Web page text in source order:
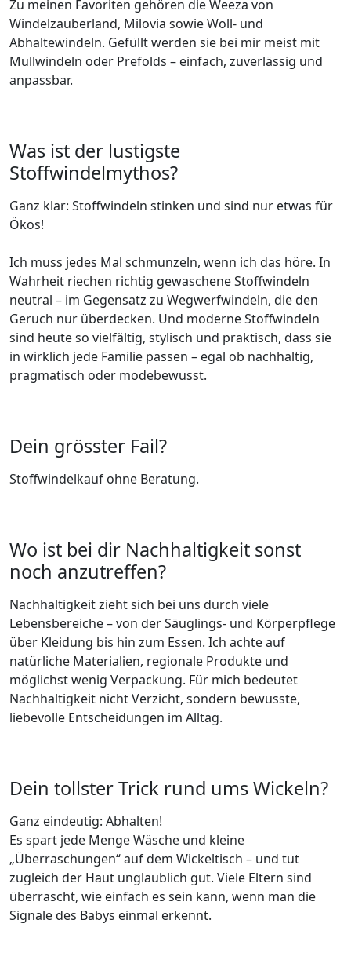
Zu meinen Favoriten gehören die Weeza von
Windelzauberland, Milovia sowie Woll- und
Abhaltewindeln. Gefüllt werden sie bei mir meist mit
Mullwindeln oder Prefolds – einfach, zuverlässig und
anpassbar.
Was ist der lustigste
Stoffwindelmythos?
Ganz klar: Stoffwindeln stinken und sind nur etwas für
Ökos!
Ich muss jedes Mal schmunzeln, wenn ich das höre. In
Wahrheit riechen richtig gewaschene Stoffwindeln
neutral – im Gegensatz zu Wegwerfwindeln, die den
Geruch nur überdecken. Und moderne Stoffwindeln
sind heute so vielfältig, stylisch und praktisch, dass sie
in wirklich jede Familie passen – egal ob nachhaltig,
pragmatisch oder modebewusst.
Dein grösster Fail?
Stoffwindelkauf ohne Beratung.
Wo ist bei dir Nachhaltigkeit sonst
noch anzutreffen?
Nachhaltigkeit zieht sich bei uns durch viele
Lebensbereiche – von der Säuglings- und Körperpflege
über Kleidung bis hin zum Essen. Ich achte auf
natürliche Materialien, regionale Produkte und
möglichst wenig Verpackung. Für mich bedeutet
Nachhaltigkeit nicht Verzicht, sondern bewusste,
liebevolle Entscheidungen im Alltag.
Dein tollster Trick rund ums Wickeln?
Ganz eindeutig: Abhalten!
Es spart jede Menge Wäsche und kleine
„Überraschungen“ auf dem Wickeltisch – und tut
zugleich der Haut unglaublich gut. Viele Eltern sind
überrascht, wie einfach es sein kann, wenn man die
Signale des Babys einmal erkennt.